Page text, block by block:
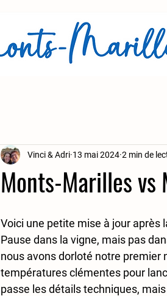
Monts-Marilles vs
Vinci & Adri 13 mai 2024 2 min de
Voici une petite mise à jour après
Pause dans la vigne, mais pas
nous avons dorloté notre premier
températures clémentes pour
passe les détails techniques,